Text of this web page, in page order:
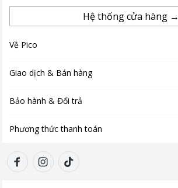
Hệ thống cửa hàng →
Về Pico
Giao dịch & Bán hàng
Bảo hành & Đổi trả
Phương thức thanh toán